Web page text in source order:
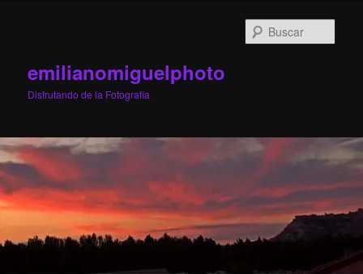
emilianomiguelphoto
Disfrutando de la Fotografía